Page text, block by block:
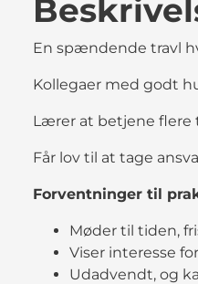
En spændende travl
Kollegaer med godt
Lærer at betjene flere
Får lov til at tage
Forventninger til
Møder til tiden,
Viser interesse
Udadvendt, og